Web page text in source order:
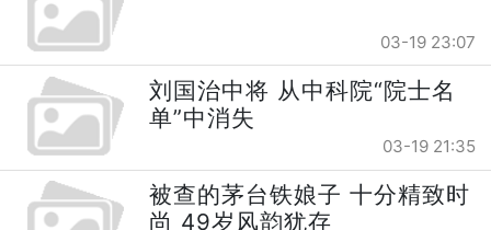
03-19 23:07
刘国治中将 从中科院“院士名
单”中消失
03-19 21:35
被查的茅台铁娘子 十分精致时
尚 49岁风韵犹存